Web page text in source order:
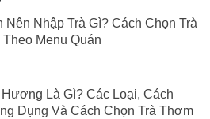
Nên Nhập Trà Gì? Cách Chọn Trà
Theo Menu Quán
Là Gì? Các Loại, Cách
Dụng Và Cách Chọn Trà Thơm